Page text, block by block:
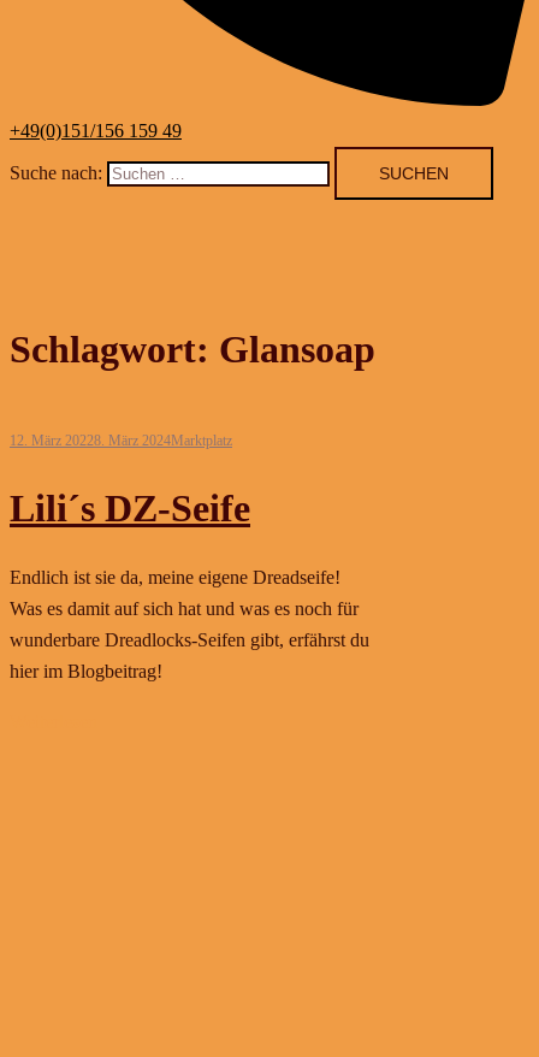
+49(0)151/156 159 49
Suche nach:
Schlagwort: Glansoap
12. März 20228. März 2024Marktplatz
Lili´s DZ-Seife
Endlich ist sie da, meine eigene Dreadseife!
Was es damit auf sich hat und was es noch für
wunderbare Dreadlocks-Seifen gibt, erfährst du
hier im Blogbeitrag!